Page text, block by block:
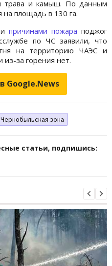
трава и камыш. По данным
на площадь в 130 га.
причинами пожара поджог
по ЧС заявили, что
на территорию ЧАЭС и
за горения нет.
Google.News
Чернобыльская зона
статьи, подпишись: